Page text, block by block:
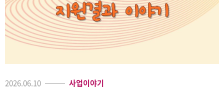
2026.06.10 사업이야기